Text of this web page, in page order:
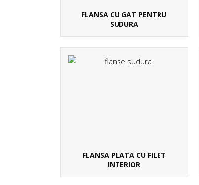
FLANSA CU GAT PENTRU
SUDURA
FLANSA PLATA CU FILET
INTERIOR